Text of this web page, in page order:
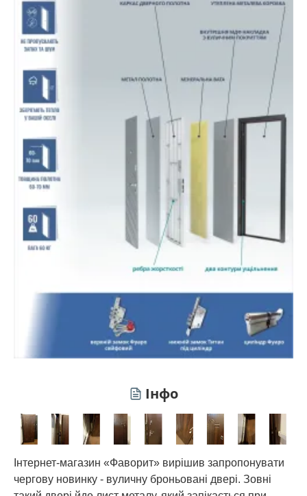
Інфо
Інтернет-магазин «Фаворит» вирішив запропонувати
чергову новинку - вуличну броньовані двері. Зовні